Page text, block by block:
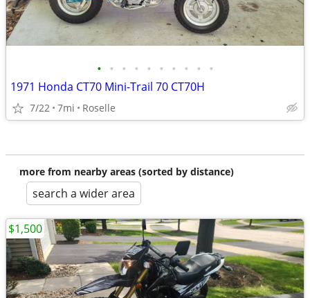
• • • • • • • • • •
1971 Honda CT70 Mini-Trail 70 CT70H
7/22 7mi Roselle
more from nearby areas (sorted by distance)
search a wider area
$1,500